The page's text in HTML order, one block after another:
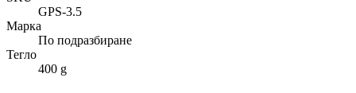
GPS-3.5
Марка
По подразбиране
Тегло
400 g